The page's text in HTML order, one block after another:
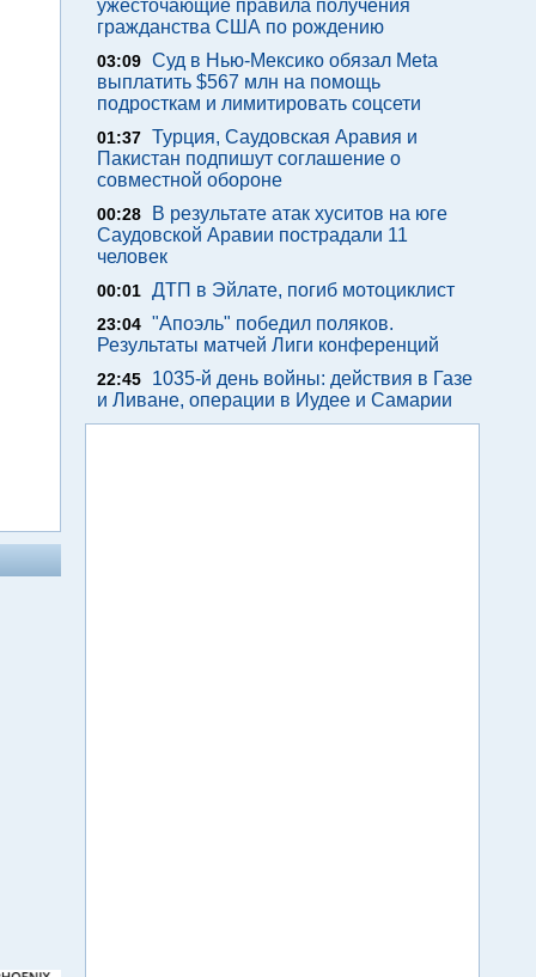
ужесточающие правила получения
гражданства США по рождению
03:09 Суд в Нью-Мексико обязал Meta
выплатить $567 млн на помощь
подросткам и лимитировать соцсети
01:37 Турция, Саудовская Аравия и
Пакистан подпишут соглашение о
совместной обороне
00:28
В результате атак хуситов на юге
Саудовской Аравии пострадали 11
человек
00:01 ДТП в Эйлате, погиб мотоциклист
23:04 "Апоэль" победил поляков.
Результаты матчей Лиги конференций
22:45
1035-й день войны: действия в Газе
и Ливане, операции в Иудее и Самарии